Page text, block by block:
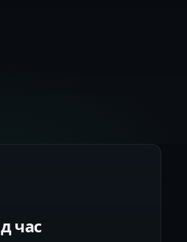
час